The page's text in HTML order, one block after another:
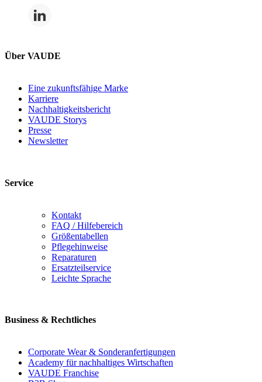
Über VAUDE
Eine zukunftsfähige Marke
Karriere
Nachhaltigkeitsbericht
VAUDE Storys
Presse
Newsletter
Service
Kontakt
FAQ / Hilfebereich
Größentabellen
Pflegehinweise
Reparaturen
Ersatzteilservice
Leichte Sprache
Business & Rechtliches
Corporate Wear & Sonderanfertigungen
Academy für nachhaltiges Wirtschaften
VAUDE Franchise